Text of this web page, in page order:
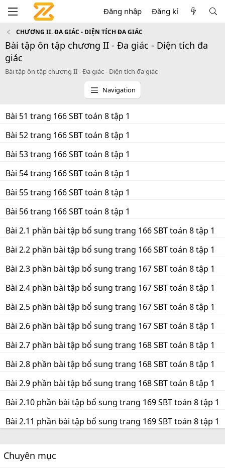
Đăng nhập Đăng kí
CHƯƠNG II. ĐA GIÁC - DIỆN TÍCH ĐA GIÁC
Bài tập ôn tập chương II - Đa giác - Diện tích đa
giác
Bài tập ôn tập chương II - Đa giác - Diện tích đa giác
Navigation
Bài 51 trang 166 SBT toán 8 tập 1
Bài 52 trang 166 SBT toán 8 tập 1
Bài 53 trang 166 SBT toán 8 tập 1
Bài 54 trang 166 SBT toán 8 tập 1
Bài 55 trang 166 SBT toán 8 tập 1
Bài 56 trang 166 SBT toán 8 tập 1
Bài 2.1 phần bài tập bổ sung trang 166 SBT toán 8 tập 1
Bài 2.2 phần bài tập bổ sung trang 166 SBT toán 8 tập 1
Bài 2.3 phần bài tập bổ sung trang 167 SBT toán 8 tập 1
Bài 2.4 phần bài tập bổ sung trang 167 SBT toán 8 tập 1
Bài 2.5 phần bài tập bổ sung trang 167 SBT toán 8 tập 1
Bài 2.6 phần bài tập bổ sung trang 167 SBT toán 8 tập 1
Bài 2.7 phần bài tập bổ sung trang 168 SBT toán 8 tập 1
Bài 2.8 phần bài tập bổ sung trang 168 SBT toán 8 tập 1
Bài 2.9 phần bài tập bổ sung trang 168 SBT toán 8 tập 1
Bài 2.10 phần bài tập bổ sung trang 169 SBT toán 8 tập 1
Bài 2.11 phần bài tập bổ sung trang 169 SBT toán 8 tập 1
Chuyên mục